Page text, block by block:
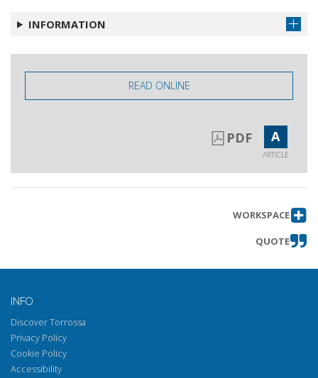
INFORMATION
READ ONLINE
PDF A
ARTICLE
WORKSPACE
QUOTE
INFO
Discover Torrossa
Privacy Policy
Cookie Policy
Accessibility